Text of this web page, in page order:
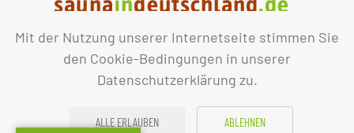
Mit der Nutzung unserer Internetseite stimmen Sie
den Cookie-Bedingungen in unserer
Datenschutzerklärung zu.
ALLE ERLAUBEN ABLEHNEN
IMPRESSUM DATENSCHUTZ